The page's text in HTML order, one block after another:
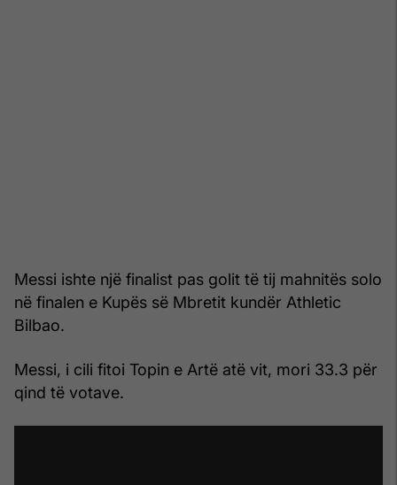
Messi ishte një finalist pas golit të tij mahnitës solo
në finalen e Kupës së Mbretit kundër Athletic
Bilbao.
Messi, i cili fitoi Topin e Artë atë vit, mori 33.3 për
qind të votave.